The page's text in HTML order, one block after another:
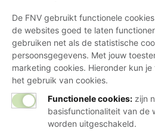
De FNV gebruikt functionele
de websites goed te laten
gebruiken net als de statistische
persoonsgegevens. Met jouw
marketing cookies. Hieronder kun
het gebruik van cookies.
Functionele cookies: zijn
basisfunctionaliteit van de
worden uitgeschakeld.